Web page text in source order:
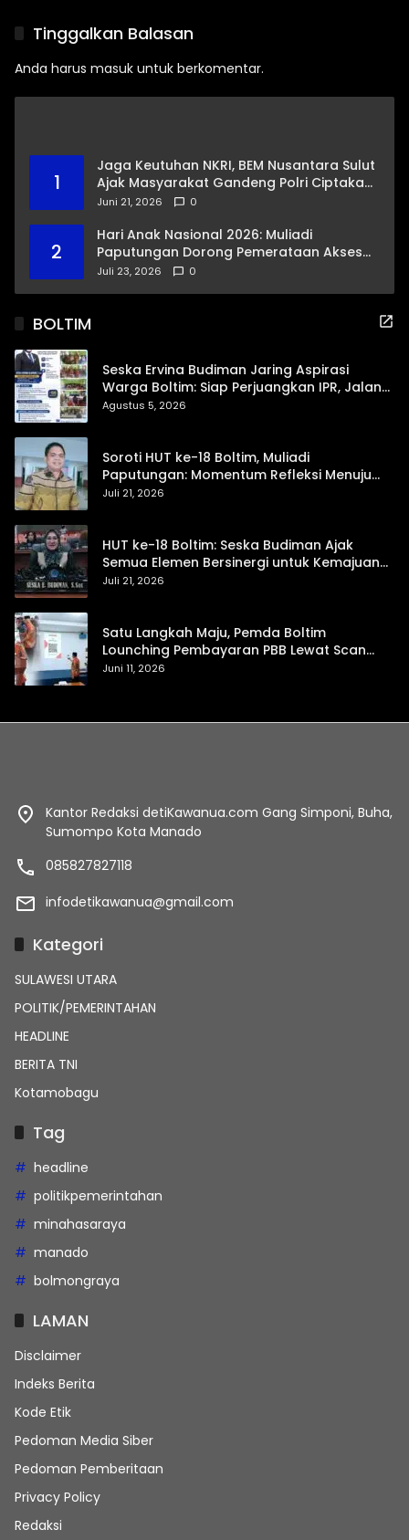
Tinggalkan Balasan
Anda harus masuk untuk berkomentar.
1
Jaga Keutuhan NKRI, BEM Nusantara Sulut
Ajak Masyarakat Gandeng Polri Ciptakan
Kamtibmas Kondusif
Juni 21, 2026 0
2
Hari Anak Nasional 2026: Muliadi
Paputungan Dorong Pemerataan Akses
Pendidikan dan Proteksi Digital Anak Sulut
Juli 23, 2026 0
BOLTIM
Seska Ervina Budiman Jaring Aspirasi
Warga Boltim: Siap Perjuangkan IPR, Jalan
Trans, hingga Pemasaran UMKM
Agustus 5, 2026
Soroti HUT ke-18 Boltim, Muliadi
Paputungan: Momentum Refleksi Menuju
Daerah Mandiri dan Berdaya Saing
Juli 21, 2026
HUT ke-18 Boltim: Seska Budiman Ajak
Semua Elemen Bersinergi untuk Kemajuan
Daerah
Juli 21, 2026
Satu Langkah Maju, Pemda Boltim
Lounching Pembayaran PBB Lewat Scan
Qris
Juni 11, 2026
Kantor Redaksi detiKawanua.com Gang Simponi, Buha,
Sumompo Kota Manado
085827827118
infodetikawanua@gmail.com
Kategori
SULAWESI UTARA
POLITIK/PEMERINTAHAN
HEADLINE
BERITA TNI
Kotamobagu
Tag
headline
politikpemerintahan
minahasaraya
manado
bolmongraya
LAMAN
Disclaimer
Indeks Berita
Kode Etik
Pedoman Media Siber
Pedoman Pemberitaan
Privacy Policy
Redaksi